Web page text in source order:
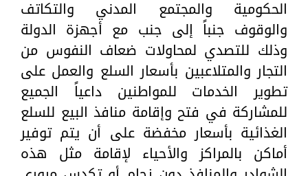
الحكومية والمجتمع المدني والتكاتف
والوقوف جنباً إلى جنب مع أجهزة الدولة
وذلك للتصدي لمحاولات ضعاف النفوس من
التجار والمتلاعبين بأسعار السلع والعمل على
تطوير الخدمات للمواطنين داعياً الجميع
للمشاركة في فتح وإقامة منافذ البيع للسلع
الغذائية بأسعار مخفضة على أن يتم توفير
أماكن بالمراكز والأحياء لإقامة مثل هذه